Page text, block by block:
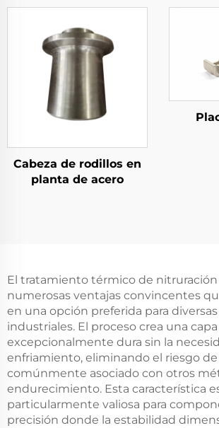
Cabeza de rodillos en
planta de acero
El tratamiento térmico de nitruración
numerosas ventajas convincentes
en una opción preferida para
industriales. El proceso crea una
excepcionalmente dura sin la
enfriamiento, eliminando el riesgo
comúnmente asociado con otros
endurecimiento. Esta característica
particularmente valiosa para
precisión donde la estabilidad